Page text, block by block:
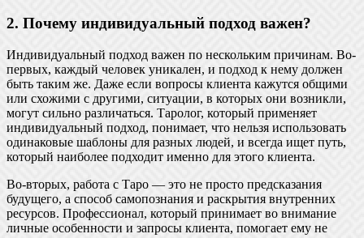
2. Почему индивидуальный подход важен?
Индивидуальный подход важен по нескольким причинам. Во-
первых, каждый человек уникален, и подход к нему должен
быть таким же. Даже если вопросы клиента кажутся общими
или схожими с другими, ситуации, в которых они возникли,
могут сильно различаться. Таролог, который применяет
индивидуальный подход, понимает, что нельзя использовать
одинаковые шаблоны для разных людей, и всегда ищет путь,
который наиболее подходит именно для этого клиента.
Во-вторых, работа с Таро — это не просто предсказания
будущего, а способ самопознания и раскрытия внутренних
ресурсов. Профессионал, который принимает во внимание
личные особенности и запросы клиента, помогает ему не